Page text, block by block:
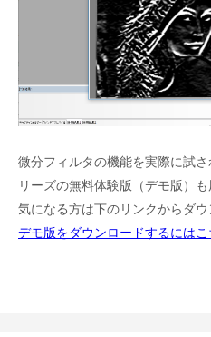
微分フィルタの機能を実際に試
リーズの無料体験版（デモ版）も
気になる方は下のリンクからダウ
デモ版をダウンロードするにはこ